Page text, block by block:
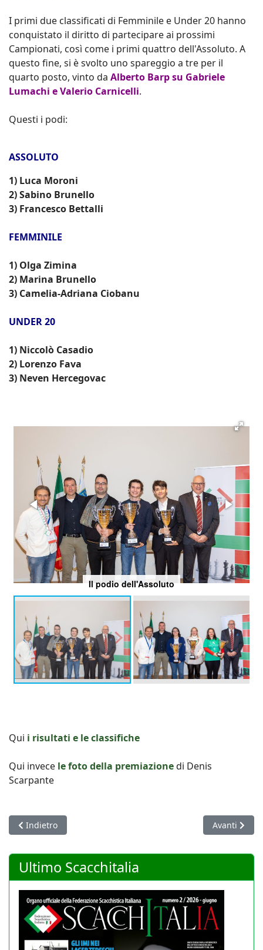
I primi due classificati di Femminile e Under 20 hanno
conquistato il diritto di partecipare ai prossimi
Campionati, così come i primi quattro dell'Assoluto. A
questo fine, si è svolto uno spareggio a tre per il
quarto posto, vinto da Alberto Barp su Gabriele
Lumachi e Valerio Carnicelli.
Questi i podi:
ASSOLUTO
1) Luca Moroni
2) Sabino Brunello
3) Francesco Bettalli
FEMMINILE
1) Olga Zimina
2) Marina Brunello
3) Camelia-Adriana Ciobanu
UNDER 20
1) Niccolò Casadio
2) Lorenzo Fava
3) Neven Hercegovac
Il podio dell'Assoluto
Qui i risultati e le classifiche
Qui invece le foto della premiazionedi Denis
Scarpante
Articolo precedente: Salta l'esenzione sui 300 euro: tutti i
Indietro Articolo
Avanti
Ultimo Scacchitalia